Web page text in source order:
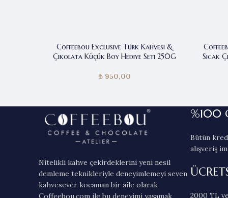
Coffeebou Exclusive Türk Kahvesi &
Çikolata Küçük Boy Hediye Seti 250G
₺950,00
Sıcak
Nitelikli kahve çekirdeklerini yeni nesil
demleme teknikleriyle deneyimlemeyi seven
kahvesever kocaman bir aile olarak
%100
Bütün
alışveriş
2000 TL